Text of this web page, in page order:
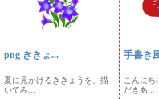
png ききょ...
夏に見かけるききょうを、描
いてみ...
手書き
こんにち
だきあ...